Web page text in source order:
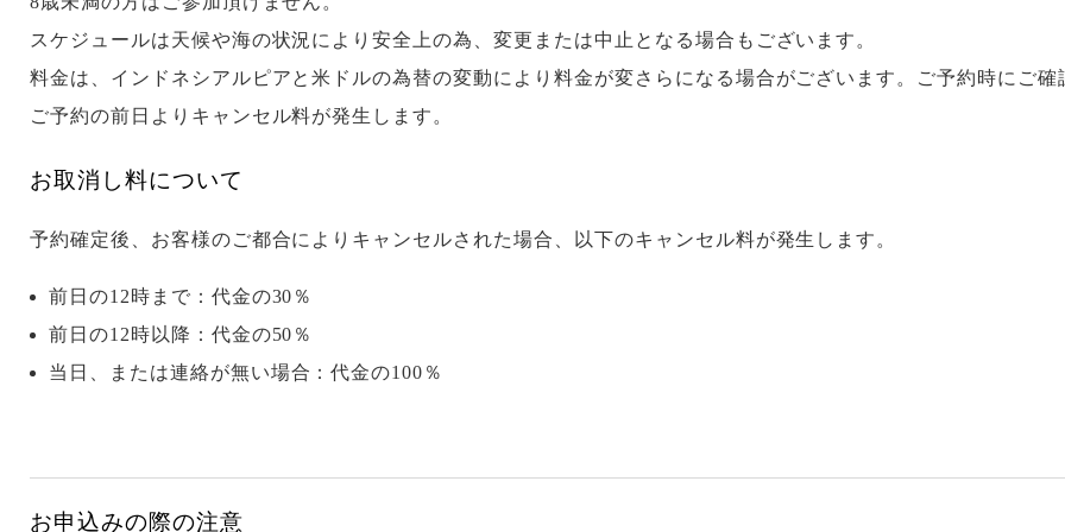
スケジュールは天候や海の状況により安全上の為、変更または中止となる場合もございます。
料金は、インドネシアルピアと米ドルの為替の変動により料金が変さらになる場合がございます。ご予約時にご確
ご予約の前日よりキャンセル料が発生します。
お取消し料について
予約確定後、お客様のご都合によりキャンセルされた場合、以下のキャンセル料が発生します。
前日の12時まで：代金の30％
前日の12時以降：代金の50％
当日、または連絡が無い場合：代金の100％
お申込みの際の注意